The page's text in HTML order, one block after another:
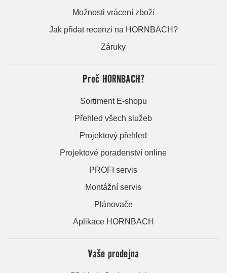
Možnosti vrácení zboží
Jak přidat recenzi na HORNBACH?
Záruky
Proč HORNBACH?
Sortiment E-shopu
Přehled všech služeb
Projektový přehled
Projektové poradenství online
PROFI servis
Montážní servis
Plánovače
Aplikace HORNBACH
Vaše prodejna